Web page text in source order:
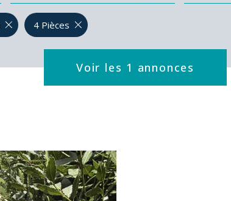
Voir les 1 annonces
4 Pièces